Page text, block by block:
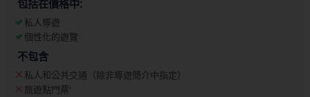
包括在價格中:
私人導遊
個性化的遊覽
不包含
私人和公共交通（除非導遊簡介中指定）
旅遊點門票¹